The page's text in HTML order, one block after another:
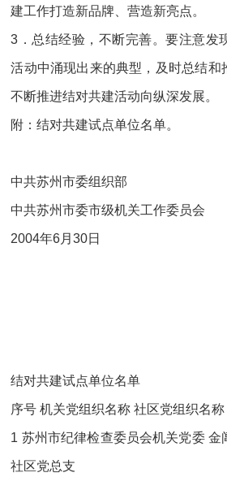
建工作打造新品牌、营造新亮点。
3．总结经验，不断完善。要注意发
活动中涌现出来的典型，及时总结和
不断推进结对共建活动向纵深发展。
附：结对共建试点单位名单。
中共苏州市委组织部
中共苏州市委市级机关工作委员会
2004年6月30日
结对共建试点单位名单
序号 机关党组织名称 社区党组织名称
1 苏州市纪律检查委员会机关党委 金
社区党总支